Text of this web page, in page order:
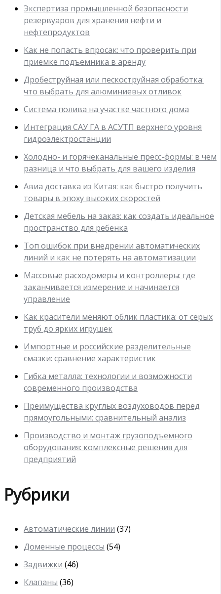
Экспертиза промышленной безопасности
резервуаров для хранения нефти и
нефтепродуктов
Как не попасть впросак: что проверить при
приемке подъемника в аренду
Дробеструйная или пескоструйная обработка:
что выбрать для алюминиевых отливок
Система полива на участке частного дома
Интеграция САУ ГА в АСУТП верхнего уровня
гидроэлектростанции
Холодно- и горячеканальные пресс-формы: в чем
разница и что выбрать для вашего изделия
Авиа доставка из Китая: как быстро получить
товары в эпоху высоких скоростей
Детская мебель на заказ: как создать идеальное
пространство для ребенка
Топ ошибок при внедрении автоматических
линий и как не потерять на автоматизации
Массовые расходомеры и контроллеры: где
заканчивается измерение и начинается
управление
Как красители меняют облик пластика: от серых
труб до ярких игрушек
Импортные и российские разделительные
смазки: сравнение характеристик
Гибка металла: технологии и возможности
современного производства
Преимущества круглых воздуховодов перед
прямоугольными: сравнительный анализ
Производство и монтаж грузоподъемного
оборудования: комплексные решения для
предприятий
Рубрики
Автоматические линии (37)
Доменные процессы (54)
Задвижки (46)
Клапаны (36)